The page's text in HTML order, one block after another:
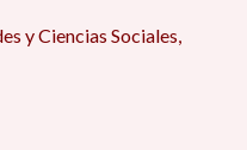
y Ciencias Sociales,